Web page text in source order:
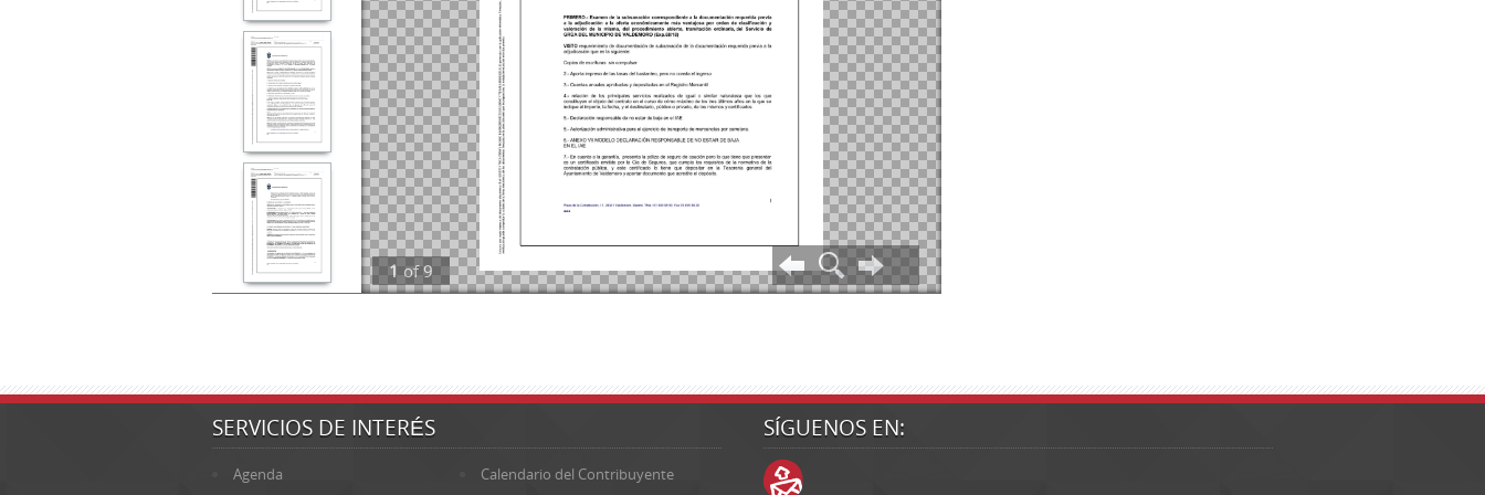
1 of9
SERVICIOS DE INTERÉS
Agenda
Calendario del Contribuyente
SÍGUENOS EN: